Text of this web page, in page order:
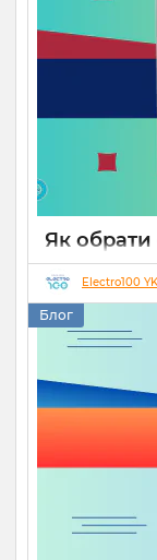
Як обрати
Electro100 YK
Блог